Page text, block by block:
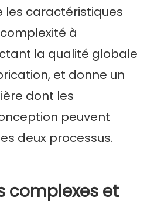
les caractéristiques
à
la qualité globale
et donne un
dont les
peuvent
deux processus.
complexes et